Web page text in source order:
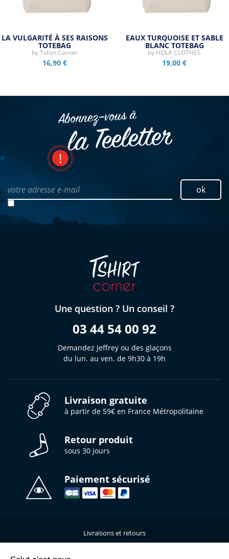
LA VULGARITÉ À SES RAISONS
TOTEBAG
byTshirt Corner
16,90 €
EAUX TURQUOISE ET SABLE
BLANC TOTEBAG
by HOLA CLOTHES
19,00 €
Abonnez–vous à
la Teeletter
votre adresse e-mail ok
Une question ? Un conseil ?
03 44 54 00 92
Demandez Jeffrey ou des glaçons
du lun. au ven. de 9h30 à 19h
Livraison gratuite
à partir de 59€ en France Métropolitaine
Retour produit
sous 30 jours
Paiement sécurisé
Livraisons et retours
Qui sommes-nous ?